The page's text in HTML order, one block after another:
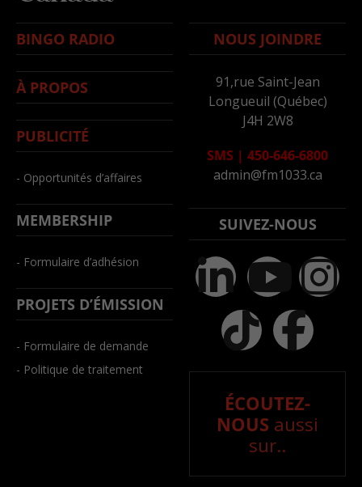
BINGO RADIO
À PROPOS
PUBLICITÉ
- Opportunités d’affaires
MEMBERSHIP
- Formulaire d’adhésion
PROJETS D’ÉMISSION
- Formulaire de demande
- Politique de traitement
NOUS JOINDRE
91,rue Saint-Jean
Longueuil (Québec)
J4H 2W8
SMS | 450-646-6800
admin@fm1033.ca
SUIVEZ-NOUS
ÉCOUTEZ-
NOUS aussi
sur..